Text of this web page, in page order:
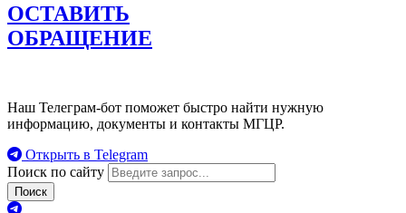
ОСТАВИТЬ
ОБРАЩЕНИЕ
Наш Телеграм-бот поможет быстро найти нужную
информацию, документы и контакты МГЦР.
Открыть в Telegram
Поиск по сайту
Поиск